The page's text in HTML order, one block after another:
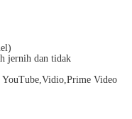
jernih dan tidak
Video